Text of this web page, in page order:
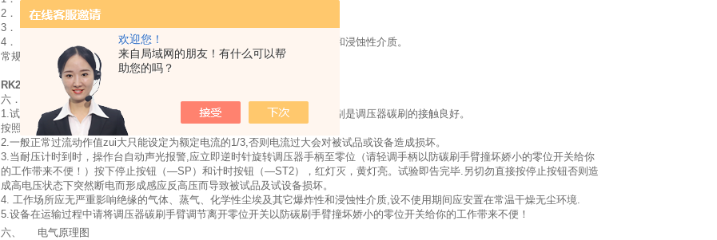
欢迎您！
来自局域网的朋友！有什么可以帮
助您的吗？
2． 海拔高度：＜1000m
3． 相对温度：＜85%
4． 工作场所应无严重影响绝缘的气体、蒸气、化学性尘埃及其它爆炸性和浸蚀性介质。
常规超高压测试仪接线示意图：
输出50KV
RK2674-50KV超高压耐压测试仪 50KV高压仪
六．注意事项
1.试验前应检查有否运输损坏或不良接触,并检查各电器元件是否良好，特别是调压器碳刷的接触良好。
按照试验要求将操作台、变压器、被试品按正确接线连接好。
2.一般正常过流动作值zui大只能设定为额定电流的1/3,否则电流过大会对被试品或设备造成损坏。
3.当耐压计时到时，操作台自动声光报警,应立即逆时针旋转调压器手柄至零位（请轻调手柄以防碳刷手臂撞坏娇小的零位开关给你
的工作带来不便！）按下停止按钮（—SP）和计时按钮（—ST2），红灯灭，黄灯亮。试验即告完毕.另切勿直接按停止按钮否则造
成高电压状态下突然断电而形成感应反高压而导致被试品及试设备损坏。
4. 工作场所应无严重影响绝缘的气体、蒸气、化学性尘埃及其它爆炸性和浸蚀性介质,设不使用期间应安置在常温干燥无尘环境.
5.设备在运输过程中请将调压器碳刷手臂调节离开零位开关以防碳刷手臂撞坏娇小的零位开关给你的工作带来不便！
六、 电气原理图